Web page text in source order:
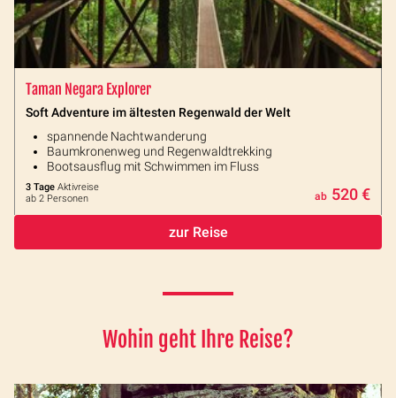
Taman Negara Explorer
Soft Adventure im ältesten Regenwald der Welt
spannende Nachtwanderung
Baumkronenweg und Regenwaldtrekking
Bootsausflug mit Schwimmen im Fluss
3 Tage Aktivreise
ab 2 Personen
ab 520 €
zur Reise
Wohin geht Ihre Reise?